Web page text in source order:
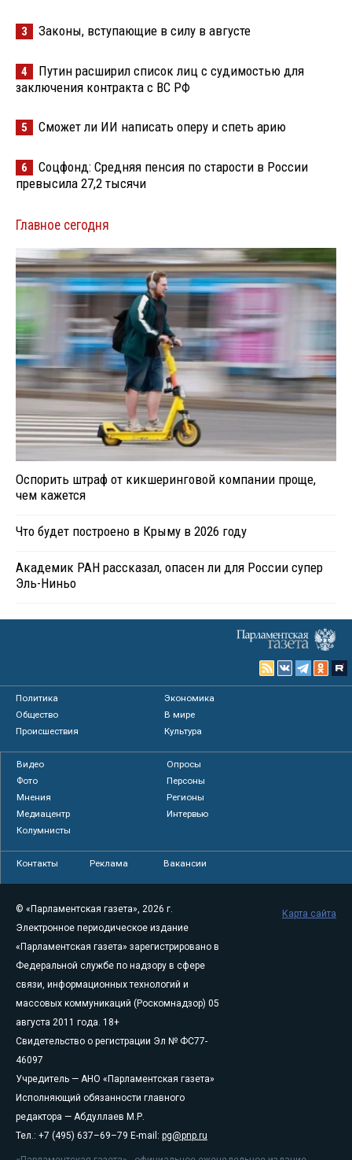
3 Законы, вступающие в силу в августе
4
Путин расширил список лиц с судимостью для
заключения контракта с ВС РФ
5 Сможет ли ИИ написать оперу и спеть арию
6
Соцфонд: Средняя пенсия по старости в России
превысила 27,2 тысячи
Главное сегодня
Оспорить штраф от кикшеринговой компании проще,
чем кажется
Что будет построено в Крыму в 2026 году
Академик РАН рассказал, опасен ли для России супер
Эль-Ниньо
Политика
Экономика
Общество
В мире
Происшествия
Культура
Видео
Опросы
Фото
Персоны
Мнения
Регионы
Медиацентр
Интервью
Колумнисты
Контакты Реклама Вакансии
© «Парламентская газета», 2026 г.
Электронное периодическое издание
«Парламентская газета» зарегистрировано в
Федеральной службе по надзору в сфере
связи, информационных технологий и
массовых коммуникаций (Роскомнадзор) 05
августа 2011 года. 18+
Свидетельство о регистрации Эл № ФС77-
46097
Учредитель — АНО «Парламентская газета»
Исполняющий обязанности главного
редактора — Абдуллаев М.Р.
Тел.: +7 (495) 637–69–79 E-mail: pg@pnp.ru
Карта сайта